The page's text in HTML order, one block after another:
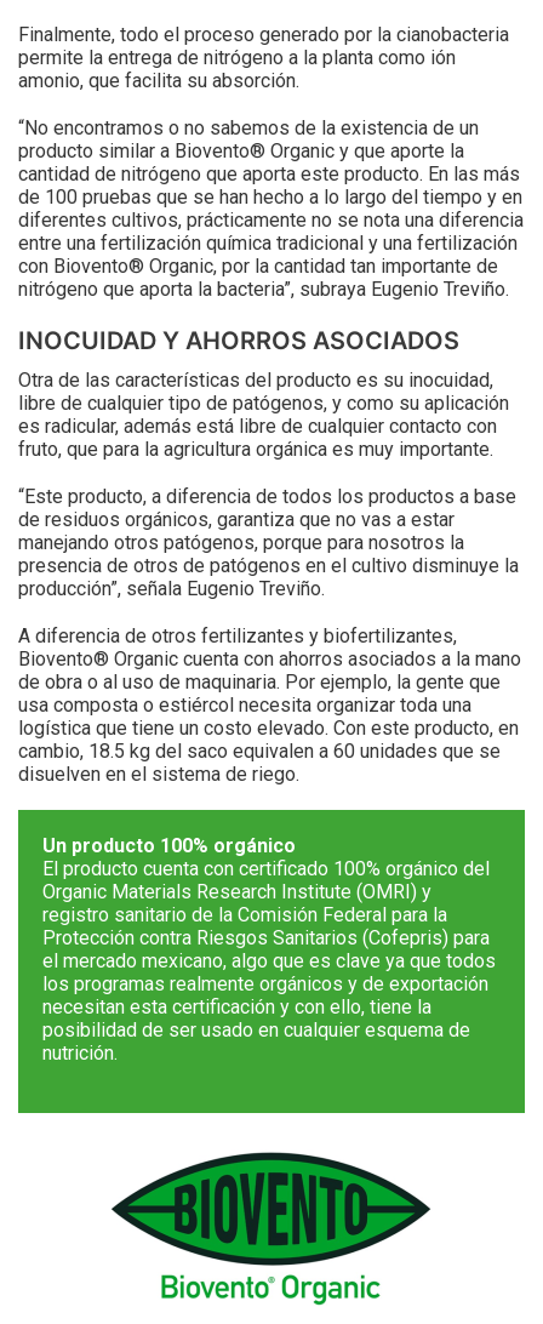
Finalmente, todo el proceso generado por la cianobacteria
permite la entrega de nitrógeno a la planta como ión
amonio, que facilita su absorción.
“No encontramos o no sabemos de la existencia de un
producto similar a Biovento® Organic y que aporte la
cantidad de nitrógeno que aporta este producto. En las más
de 100 pruebas que se han hecho a lo largo del tiempo y en
diferentes cultivos, prácticamente no se nota una diferencia
entre una fertilización química tradicional y una fertilización
con Biovento® Organic, por la cantidad tan importante de
nitrógeno que aporta la bacteria”, subraya Eugenio Treviño.
INOCUIDAD Y AHORROS ASOCIADOS
Otra de las características del producto es su inocuidad,
libre de cualquier tipo de patógenos, y como su aplicación
es radicular, además está libre de cualquier contacto con
fruto, que para la agricultura orgánica es muy importante.
“Este producto, a diferencia de todos los productos a base
de residuos orgánicos, garantiza que no vas a estar
manejando otros patógenos, porque para nosotros la
presencia de otros de patógenos en el cultivo disminuye la
producción”, señala Eugenio Treviño.
A diferencia de otros fertilizantes y biofertilizantes,
Biovento® Organic cuenta con ahorros asociados a la mano
de obra o al uso de maquinaria. Por ejemplo, la gente que
usa composta o estiércol necesita organizar toda una
logística que tiene un costo elevado. Con este producto, en
cambio, 18.5 kg del saco equivalen a 60 unidades que se
disuelven en el sistema de riego.
Un producto 100% orgánico
El producto cuenta con certificado 100% orgánico del
Organic Materials Research Institute (OMRI) y
registro sanitario de la Comisión Federal para la
Protección contra Riesgos Sanitarios (Cofepris) para
el mercado mexicano, algo que es clave ya que todos
los programas realmente orgánicos y de exportación
necesitan esta certificación y con ello, tiene la
posibilidad de ser usado en cualquier esquema de
nutrición.